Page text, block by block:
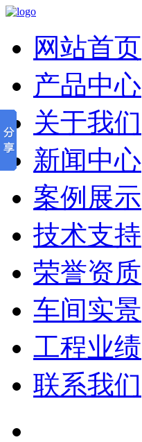
网站首页
产品中心
关于我们
新闻中心
案例展示
技术支持
荣誉资质
车间实景
工程业绩
联系我们